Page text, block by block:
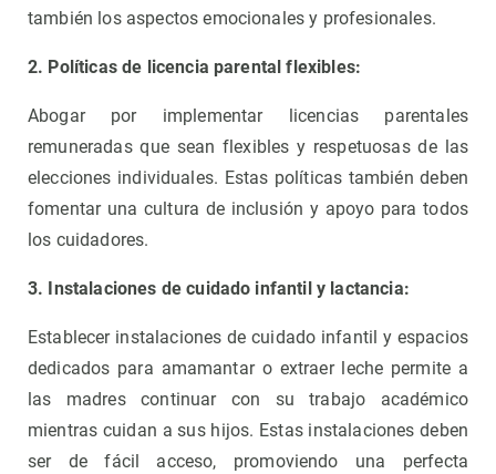
también los aspectos emocionales y profesionales.
2. Políticas de licencia parental flexibles:
Abogar por implementar licencias parentales
remuneradas que sean flexibles y respetuosas de las
elecciones individuales. Estas políticas también deben
fomentar una cultura de inclusión y apoyo para todos
los cuidadores.
3. Instalaciones de cuidado infantil y lactancia:
Establecer instalaciones de cuidado infantil y espacios
dedicados para amamantar o extraer leche permite a
las madres continuar con su trabajo académico
mientras cuidan a sus hijos. Estas instalaciones deben
ser de fácil acceso, promoviendo una perfecta